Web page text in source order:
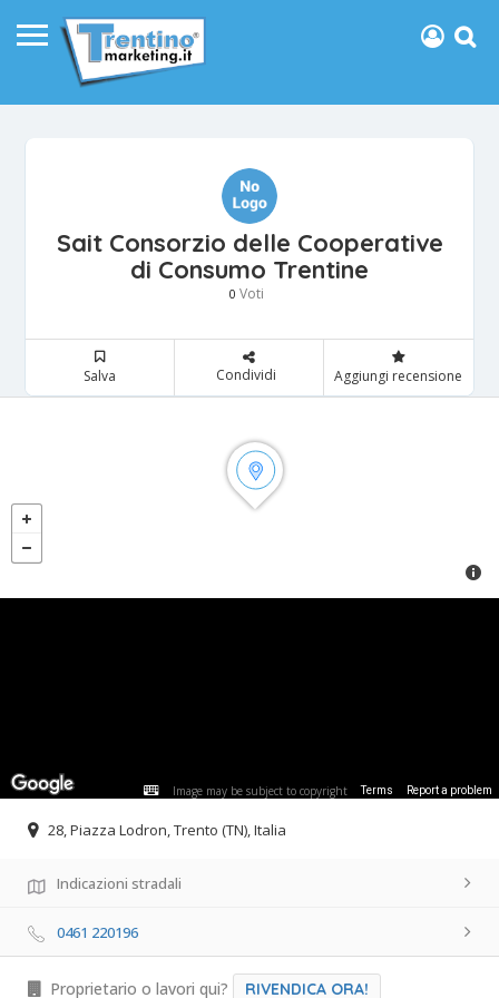
Sait Consorzio delle Cooperative
di Consumo Trentine
0 Voti
Salva Condividi Aggiungi recensione
Image may be subject to copyright Terms Report a problem
28, Piazza Lodron, Trento (TN), Italia
Indicazioni stradali
0461 220196
Proprietario o lavori qui? RIVENDICA ORA!